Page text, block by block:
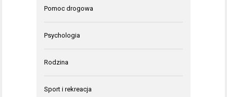
Pomoc drogowa
Psychologia
Rodzina
Sport i rekreacja